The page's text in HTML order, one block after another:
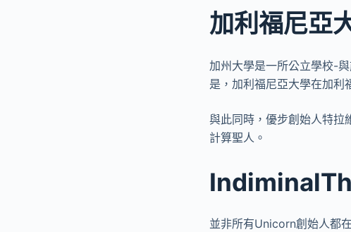
加利福尼亞
加州大學是一所公立學校-
是，加利福尼亞大學在加利
與此同時，優步創始人特
計算聖人。
並非所有Unicorn創始人都